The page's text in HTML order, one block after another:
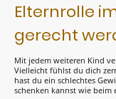
Elternrolle
gerecht
Mit jedem weiteren Kind
Vielleicht fühlst du dich
hast du ein schlechtes
schenken kannst wie beim